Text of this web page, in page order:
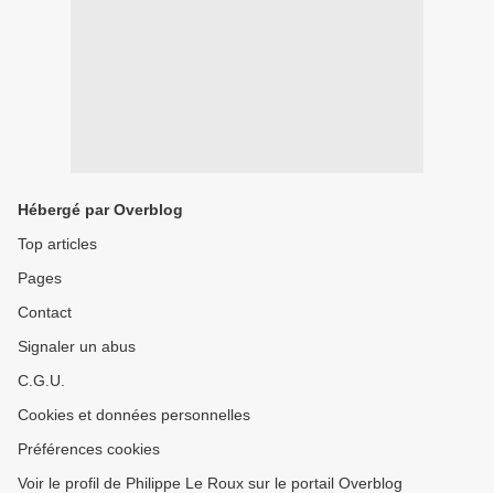
Hébergé par Overblog
Top articles
Pages
Contact
Signaler un abus
C.G.U.
Cookies et données personnelles
Préférences cookies
Voir le profil de Philippe Le Roux sur le portail Overblog